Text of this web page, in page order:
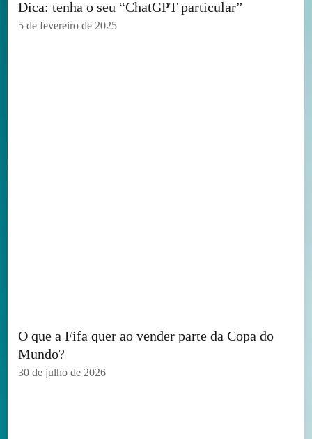
Dica: tenha o seu “ChatGPT particular”
5 de fevereiro de 2025
O que a Fifa quer ao vender parte da Copa do
Mundo?
30 de julho de 2026